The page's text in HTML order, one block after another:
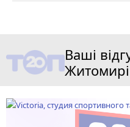
Ваші
Житомирі